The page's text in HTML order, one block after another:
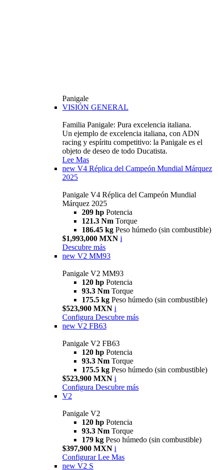
Panigale
VISIÓN GENERAL
Familia Panigale: Pura excelencia italiana.
Un ejemplo de excelencia italiana, con ADN
racing y espíritu competitivo: la Panigale es el
objeto de deseo de todo Ducatista.
Lee Mas
new V4 Réplica del Campeón Mundial Márquez
2025
Panigale V4 Réplica del Campeón Mundial
Márquez 2025
209 hp Potencia
121.3 Nm Torque
186.45 kg Peso húmedo (sin combustible)
$1,993,000 MXN i
Descubre más
new V2 MM93
Panigale V2 MM93
120 hp Potencia
93.3 Nm Torque
175.5 kg Peso húmedo (sin combustible)
$523,900 MXN i
Configura Descubre más
new V2 FB63
Panigale V2 FB63
120 hp Potencia
93.3 Nm Torque
175.5 kg Peso húmedo (sin combustible)
$523,900 MXN i
Configura Descubre más
V2
Panigale V2
120 hp Potencia
93.3 Nm Torque
179 kg Peso húmedo (sin combustible)
$397,900 MXN i
Configurar Lee Mas
new V2 S